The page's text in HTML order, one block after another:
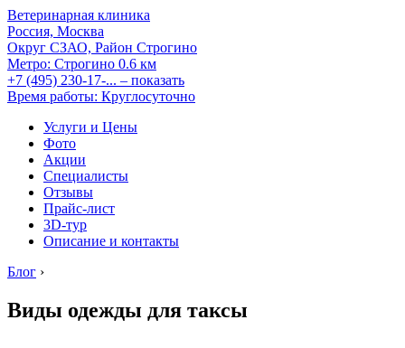
Ветеринарная клиника
Россия, Москва
Округ СЗАО, Район Строгино
Метро: Строгино 0.6 км
+7 (495) 230-17-... – показать
Время работы: Круглосуточно
Услуги и Цены
Фото
Акции
Специалисты
Отзывы
Прайс-лист
3D-тур
Описание и контакты
Блог ›
Виды одежды для таксы